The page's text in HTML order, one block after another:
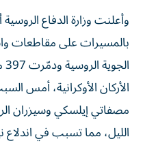
وأعلنت وزارة الدفاع
بالمسيرات على مقاطعات
الأركان الأوكرانية، أمس
مصفاتي ‌إيلسكي وسيزران
الليل، مما تسبب في اندلاع